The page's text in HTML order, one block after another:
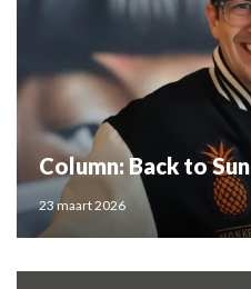
Column: Back to Sun
23 maart 2026